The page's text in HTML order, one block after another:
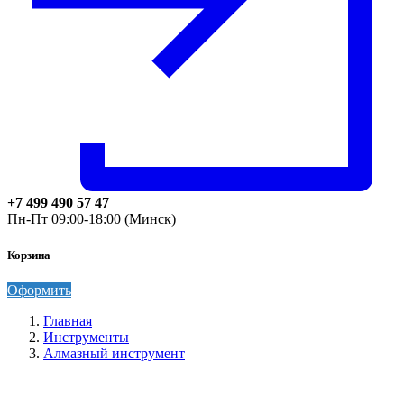
+7 499 490 57 47
Пн-Пт 09:00-18:00 (Минск)
Корзина
Оформить
Главная
Инструменты
Алмазный инструмент